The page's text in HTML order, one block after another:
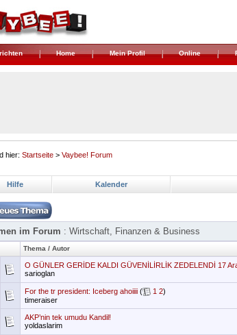
Home Mein Profil Online
hier: Startseite > Vaybee! Forum
Hilfe Kalender
im Forum : Wirtschaft, Finanzen & Business
Thema / Autor
O GÜNLER GERİDE KALDI GÜVENİLİRLİK ZEDELENDİ 17
sarioglan
For the tr president: Iceberg ahoiiii ( 1 2)
timeraiser
AKP’nin tek umudu Kandil!
yoldaslarim